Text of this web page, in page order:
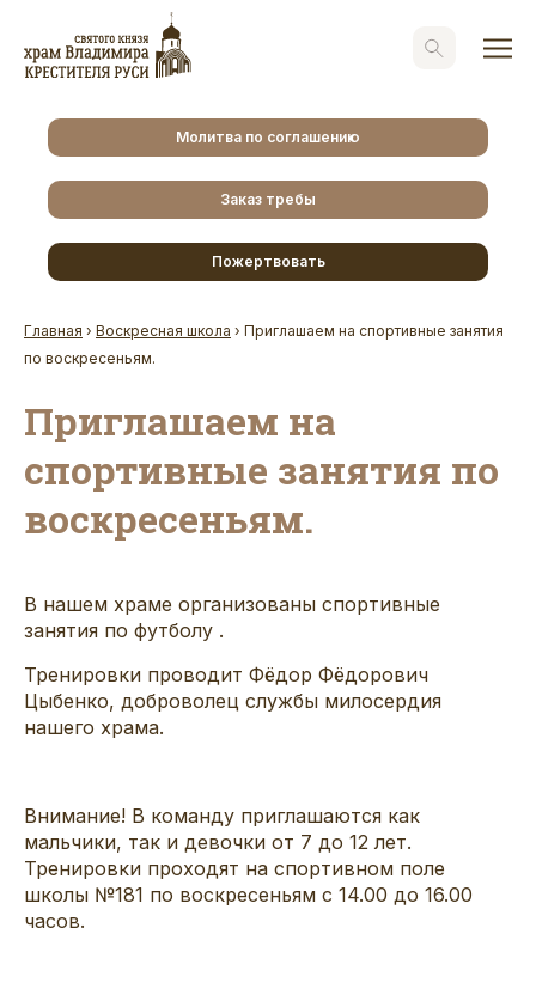
Молитва по соглашению
Заказ требы
Пожертвовать
Главная › Воскресная школа › Приглашаем на спортивные занятия
по воскресеньям.
Приглашаем на
спортивные занятия по
воскресеньям.
В нашем храме организованы спортивные
занятия по футболу .
Тренировки проводит Фёдор Фёдорович
Цыбенко, доброволец службы милосердия
нашего храма.
Внимание! В команду приглашаются как
мальчики, так и девочки от 7 до 12 лет.
Тренировки проходят на спортивном поле
школы №181 по воскресеньям с 14.00 до 16.00
часов.